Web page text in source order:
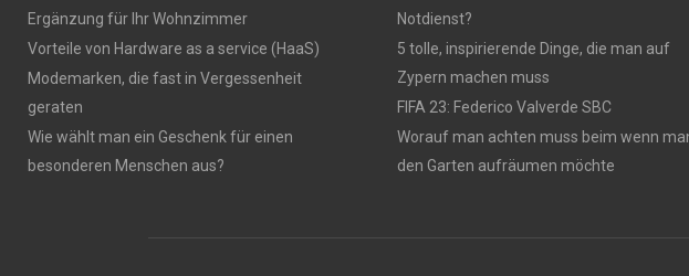
Ergänzung für Ihr Wohnzimmer
Vorteile von Hardware as a service (HaaS)
Modemarken, die fast in Vergessenheit
geraten
Wie wählt man ein Geschenk für einen
besonderen Menschen aus?
Notdienst?
5 tolle, inspirierende Dinge, die man auf
Zypern machen muss
FIFA 23: Federico Valverde SBC
Worauf man achten muss beim wenn
den Garten aufräumen möchte